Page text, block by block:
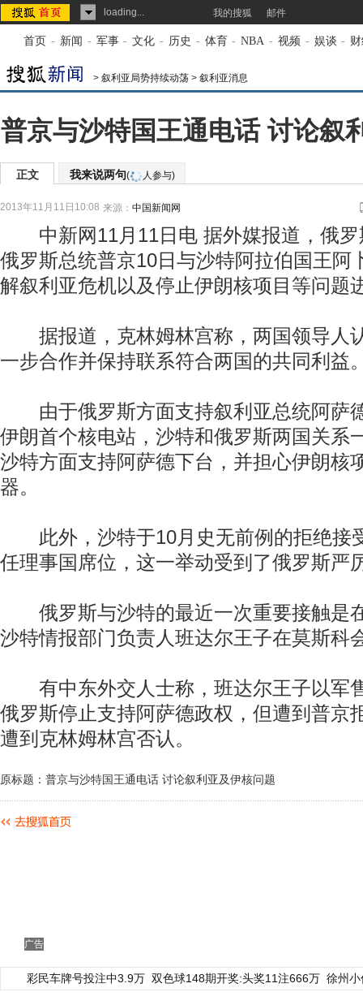
loading... 我的搜狐 邮件
首页 - 新闻 - 军事 - 文化 - 历史 - 体育 - NBA - 视频 - 娱谈 -
> 叙利亚局势持续动荡 > 叙利亚消息
普京与沙特国王通电话 讨论叙
正文 我来说两句( 人参与)
2013年11月11日10:08 来源： 中国新闻网
中新网11月11日电 据外媒报道，俄罗
俄罗斯总统普京10日与沙特阿拉伯国王阿
解叙利亚危机以及停止伊朗核项目等问题
据报道，克林姆林宫称，两国领导人
一步合作并保持联系符合两国的共同利益
由于俄罗斯方面支持叙利亚总统阿萨
伊朗首个核电站，沙特和俄罗斯两国关系
沙特方面支持阿萨德下台，并担心伊朗核
器。
此外，沙特于10月史无前例的拒绝接
任理事国席位，这一举动受到了俄罗斯严
俄罗斯与沙特的最近一次重要接触是
沙特情报部门负责人班达尔王子在莫斯科
有中东外交人士称，班达尔王子以军
俄罗斯停止支持阿萨德政权，但遭到普京
遭到克林姆林宫否认。
原标题：普京与沙特国王通电话 讨论叙利亚及伊核问题
广告
彩民车牌号投注中3.9万 双色球148期开奖:头奖11注666万 徐州